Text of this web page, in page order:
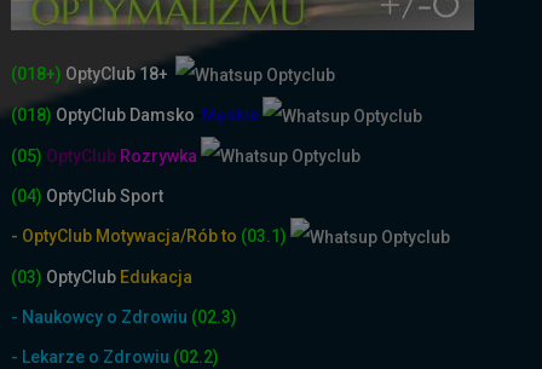
(018+) OptyClub 18+
(018) OptyClub Damsko Męskie
(05) OptyClub Rozrywka
(04) OptyClub Sport
- OptyClub Motywacja/Rób to (03.1)
(03) OptyClub Edukacja
- Naukowcy o Zdrowiu (02.3)
- Lekarze o Zdrowiu (02.2)